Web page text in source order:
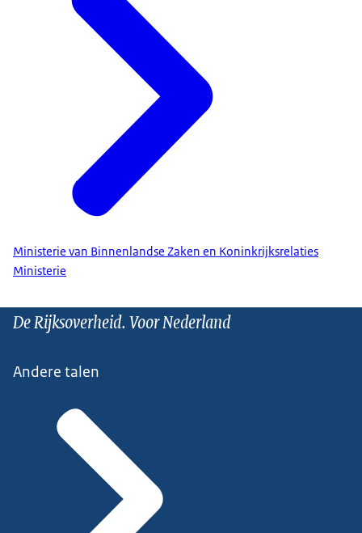
Ministerie van Binnenlandse Zaken en Koninkrijksrelaties
Ministerie
De Rijksoverheid. Voor Nederland
Andere talen